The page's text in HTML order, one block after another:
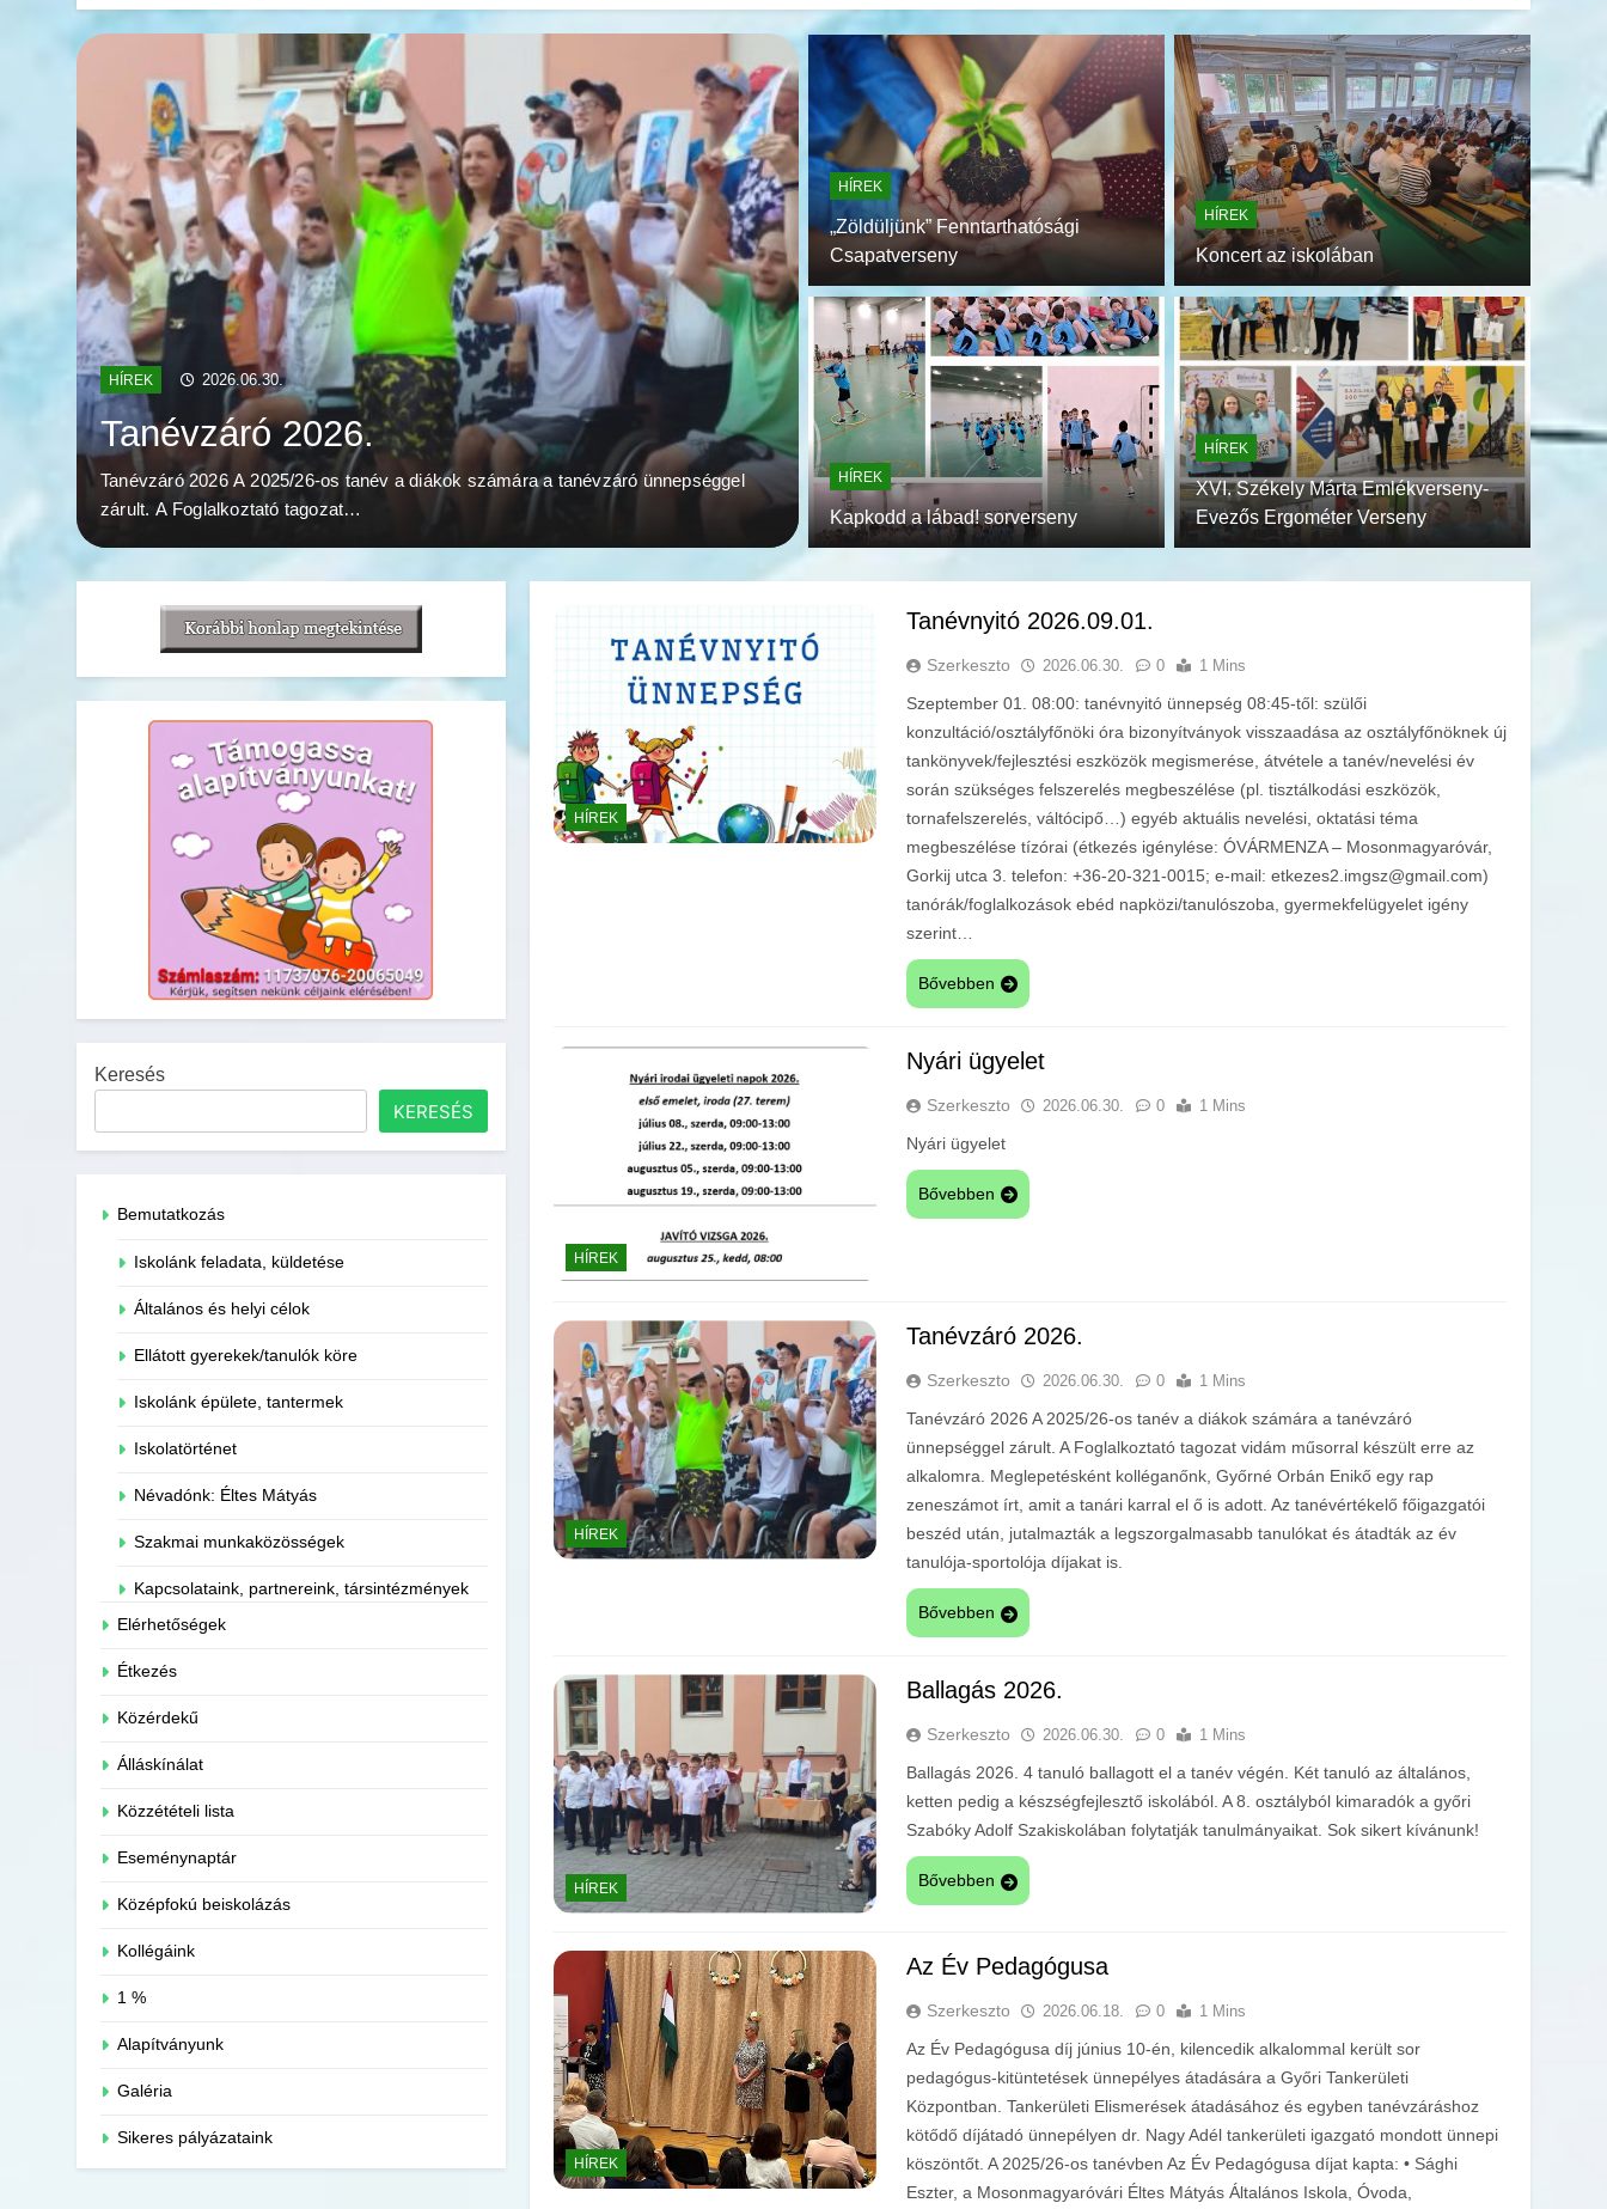
HÍREK 2026.06.30.
Tanévzáró 2026.
Tanévzáró 2026 A 2025/26-os tanév a diákok számára a tanévzáró ünnepséggel
zárult. A Foglalkoztató tagozat…
HÍREK 2026.06.30.
Ballagás 2026.
Ballagás 2026. 4 tanuló ballagott el a tanév végén. Két tanuló az általános, ketten
pedig…
HÍREK
„Zöldüljünk” Fenntarthatósági
Csapatverseny
HÍREK
Koncert az iskolában
HÍREK
Kapkodd a lábad! sorverseny
HÍREK
XVI. Székely Márta Emlékverseny-
Evezős Ergométer Verseny
Keresés
KERESÉS
Bemutatkozás
Iskolánk feladata, küldetése
Általános és helyi célok
Ellátott gyerekek/tanulók köre
Iskolánk épülete, tantermek
Iskolatörténet
Névadónk: Éltes Mátyás
Szakmai munkaközösségek
Kapcsolataink, partnereink, társintézmények
Elérhetőségek
Étkezés
Közérdekű
Álláskínálat
Közzétételi lista
Eseménynaptár
Középfokú beiskolázás
Kollégáink
1 %
Alapítványunk
Galéria
Sikeres pályázataink
HÍREK
Tanévnyitó 2026.09.01.
Szerkeszto 2026.06.30. 0 1 Mins
Szeptember 01. 08:00: tanévnyitó ünnepség 08:45-től: szülői
konzultáció/osztályfőnöki óra bizonyítványok visszaadása az osztályfőnöknek új
tankönyvek/fejlesztési eszközök megismerése, átvétele a tanév/nevelési év
során szükséges felszerelés megbeszélése (pl. tisztálkodási eszközök,
tornafelszerelés, váltócipő…) egyéb aktuális nevelési, oktatási téma
megbeszélése tízórai (étkezés igénylése: ÓVÁRMENZA – Mosonmagyaróvár,
Gorkij utca 3. telefon: +36-20-321-0015; e-mail: etkezes2.imgsz@gmail.com)
tanórák/foglalkozások ebéd napközi/tanulószoba, gyermekfelügyelet igény
szerint…
Bővebben
HÍREK
Nyári ügyelet
Szerkeszto 2026.06.30. 0 1 Mins
Nyári ügyelet
Bővebben
HÍREK
Tanévzáró 2026.
Szerkeszto 2026.06.30. 0 1 Mins
Tanévzáró 2026 A 2025/26-os tanév a diákok számára a tanévzáró
ünnepséggel zárult. A Foglalkoztató tagozat vidám műsorral készült erre az
alkalomra. Meglepetésként kolléganőnk, Győrné Orbán Enikő egy rap
zeneszámot írt, amit a tanári karral el ő is adott. Az tanévértékelő főigazgatói
beszéd után, jutalmazták a legszorgalmasabb tanulókat és átadták az év
tanulója-sportolója díjakat is.
Bővebben
HÍREK
Ballagás 2026.
Szerkeszto 2026.06.30. 0 1 Mins
Ballagás 2026. 4 tanuló ballagott el a tanév végén. Két tanuló az általános,
ketten pedig a készségfejlesztő iskolából. A 8. osztályból kimaradók a győri
Szabóky Adolf Szakiskolában folytatják tanulmányaikat. Sok sikert kívánunk!
Bővebben
HÍREK
Az Év Pedagógusa
Szerkeszto 2026.06.18. 0 1 Mins
Az Év Pedagógusa díj június 10-én, kilencedik alkalommal került sor
pedagógus-kitüntetések ünnepélyes átadására a Győri Tankerületi
Központban. Tankerületi Elismerések átadásához és egyben tanévzáráshoz
kötődő díjátadó ünnepélyen dr. Nagy Adél tankerületi igazgató mondott ünnepi
köszöntőt. A 2025/26-os tanévben Az Év Pedagógusa díjat kapta: • Sághi
Eszter, a Mosonmagyaróvári Éltes Mátyás Általános Iskola, Óvoda,